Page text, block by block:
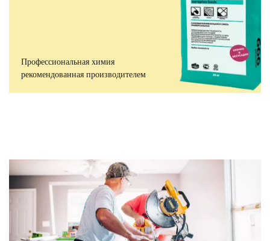
Профессиональная химия
рекомендованная производителем